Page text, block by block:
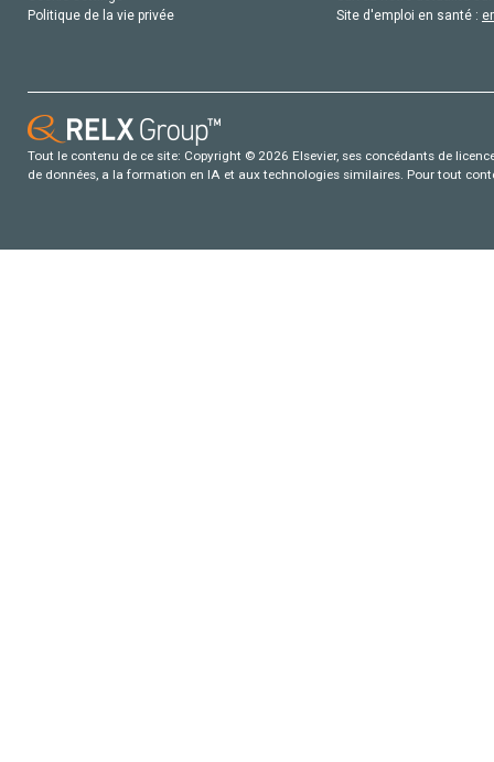
Politique de la vie privée
Site d'emploi en santé :
Tout le contenu de ce site: Copyright © 2026 Elsevier, ses concédants de
de données, a la formation en IA et aux technologies similaires. Pour tout